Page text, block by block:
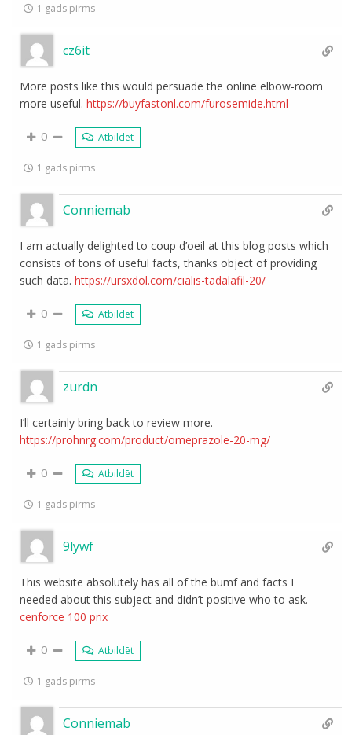
1 gads pirms
cz6it
More posts like this would persuade the online elbow-room
more useful.https://buyfastonl.com/furosemide.html
0 Atbildēt
1 gads pirms
Conniemab
I am actually delighted to coup d’oeil at this blog posts which
consists of tons of useful facts, thanks object of providing
such data.https://ursxdol.com/cialis-tadalafil-20/
0 Atbildēt
1 gads pirms
zurdn
I’ll certainly bring back to review more.
https://prohnrg.com/product/omeprazole-20-mg/
0 Atbildēt
1 gads pirms
9lywf
This website absolutely has all of the bumf and facts I
needed about this subject and didn’t positive who to ask.
cenforce 100 prix
0 Atbildēt
1 gads pirms
Conniemab